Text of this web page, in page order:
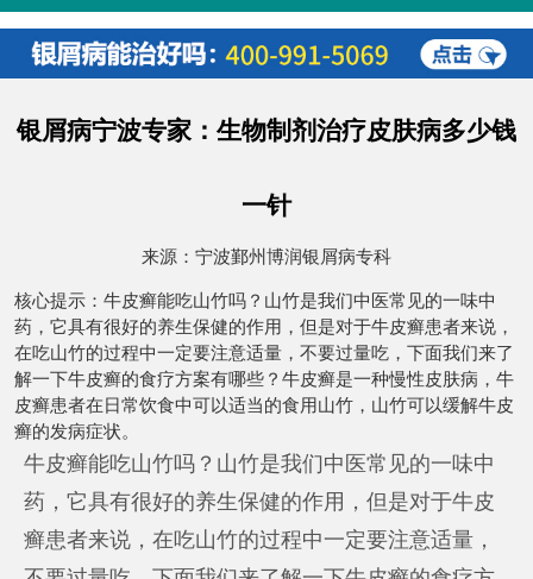
银屑病宁波专家：生物制剂治疗皮肤病多少钱
一针
来源： 宁波鄞州博润银屑病专科
核心提示：牛皮癣能吃山竹吗？山竹是我们中医常见的一味中
药，它具有很好的养生保健的作用，但是对于牛皮癣患者来说，
在吃山竹的过程中一定要注意适量，不要过量吃，下面我们来了
解一下牛皮癣的食疗方案有哪些？牛皮癣是一种慢性皮肤病，牛
皮癣患者在日常饮食中可以适当的食用山竹，山竹可以缓解牛皮
癣的发病症状。
牛皮癣能吃山竹吗？山竹是我们中医常见的一味中
药，它具有很好的养生保健的作用，但是对于牛皮
癣患者来说，在吃山竹的过程中一定要注意适量，